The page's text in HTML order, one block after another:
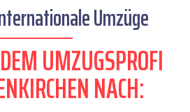
Umzüge
UMZUGSPROFI
NACH: